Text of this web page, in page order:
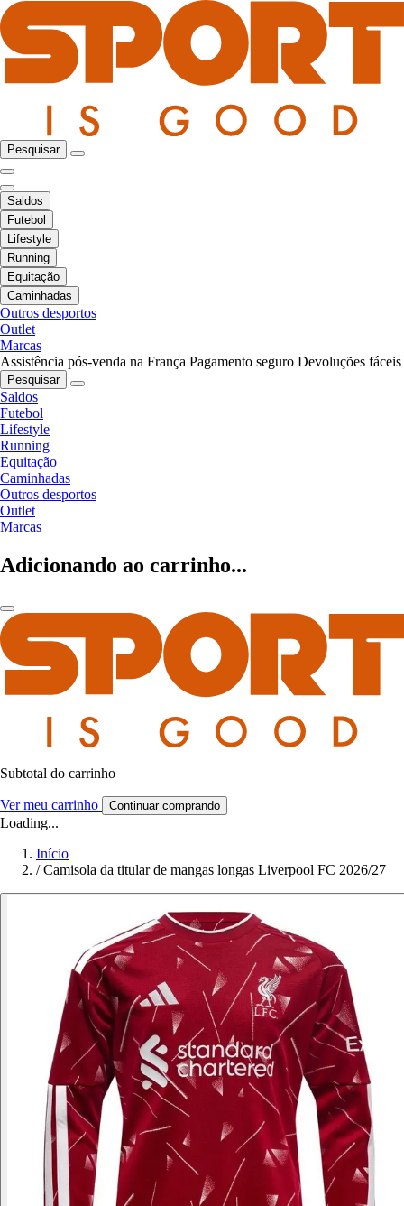
Pesquisar
Saldos
Futebol
Lifestyle
Running
Equitação
Caminhadas
Outros desportos
Outlet
Marcas
Assistência pós-venda na França Pagamento seguro Devoluções fáceis
Pesquisar
Saldos
Futebol
Lifestyle
Running
Equitação
Caminhadas
Outros desportos
Outlet
Marcas
Adicionando ao carrinho...
Subtotal do carrinho
Ver meu carrinho Continuar comprando
Loading...
Início
/ Camisola da titular de mangas longas Liverpool FC 2026/27